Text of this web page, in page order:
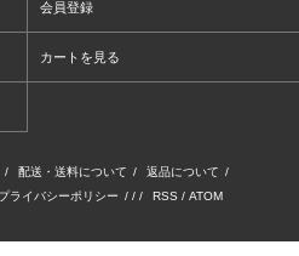
会員登録
カートを見る
/ 配送・送料について / 返品について /
プライバシーポリシー / / / RSS / ATOM